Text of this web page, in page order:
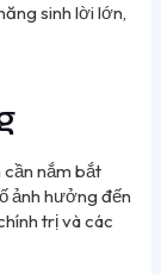
sinh lời lớn,
nắm bắt
ảnh hưởng đến
trị và các